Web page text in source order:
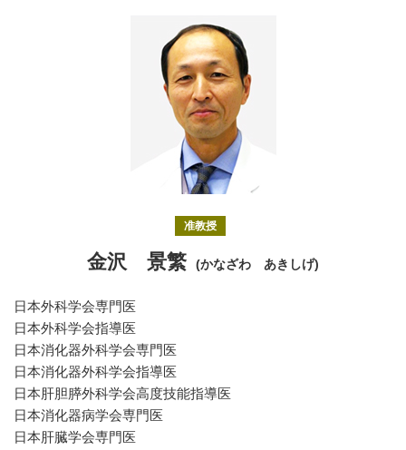
准教授
金沢 景繁 (かなざわ あきしげ)
日本外科学会専門医
日本外科学会指導医
日本消化器外科学会専門医
日本消化器外科学会指導医
日本肝胆膵外科学会高度技能指導医
日本消化器病学会専門医
日本肝臓学会専門医